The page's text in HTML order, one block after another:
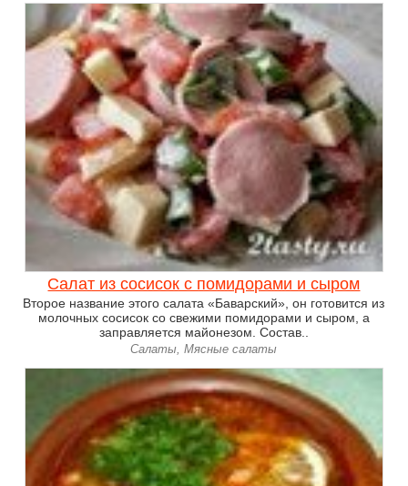
Салат из сосисок с помидорами и сыром
Второе название этого салата «Баварский», он готовится из
молочных сосисок со свежими помидорами и сыром, а
заправляется майонезом. Состав..
Салаты, Мясные салаты